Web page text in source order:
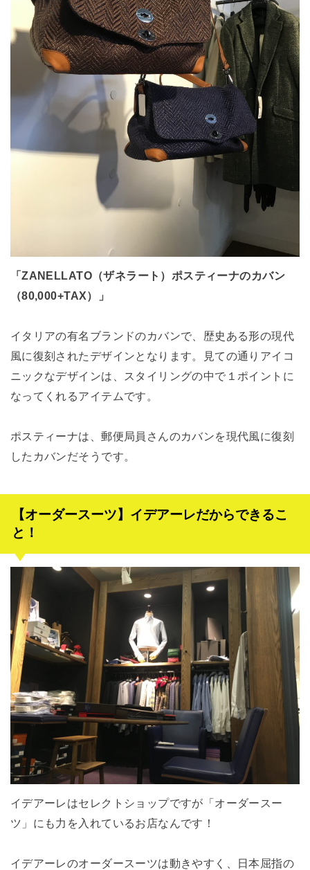
「ZANELLATO（ザネラート）ポスティーナのカバン
（80,000+TAX）」
イタリアの有名ブランドのカバンで、歴史ある形の現代
風に復刻されたデザインとなります。見ての通りアイコ
ニックなデザインは、スタイリングの中で１ポイントに
なってくれるアイテムです。
ポスティーナは、郵便局員さんのカバンを現代風に復刻
したカバンだそうです。
【オーダースーツ】イデアーレだからできるこ
と！
イデアーレはセレクトショップですが「オーダースー
ツ」にも力を入れているお店なんです！
イデアーレのオーダースーツは動きやすく、日本屈指の